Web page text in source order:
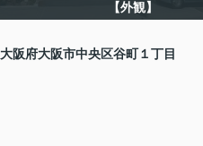
【外観】
大阪府大阪市中央区谷町 １丁目